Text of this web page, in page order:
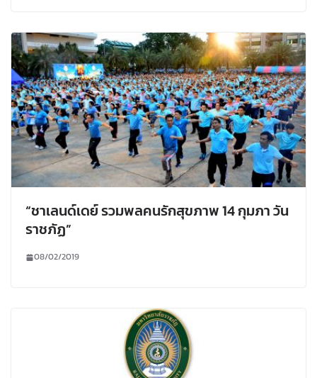
“ชาเลนด์เดย์ รวมพลคนรักสุขภาพ 14 กุมภา วัน
ราชภัฏ”
08/02/2019